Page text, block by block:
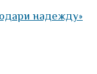
надежду»